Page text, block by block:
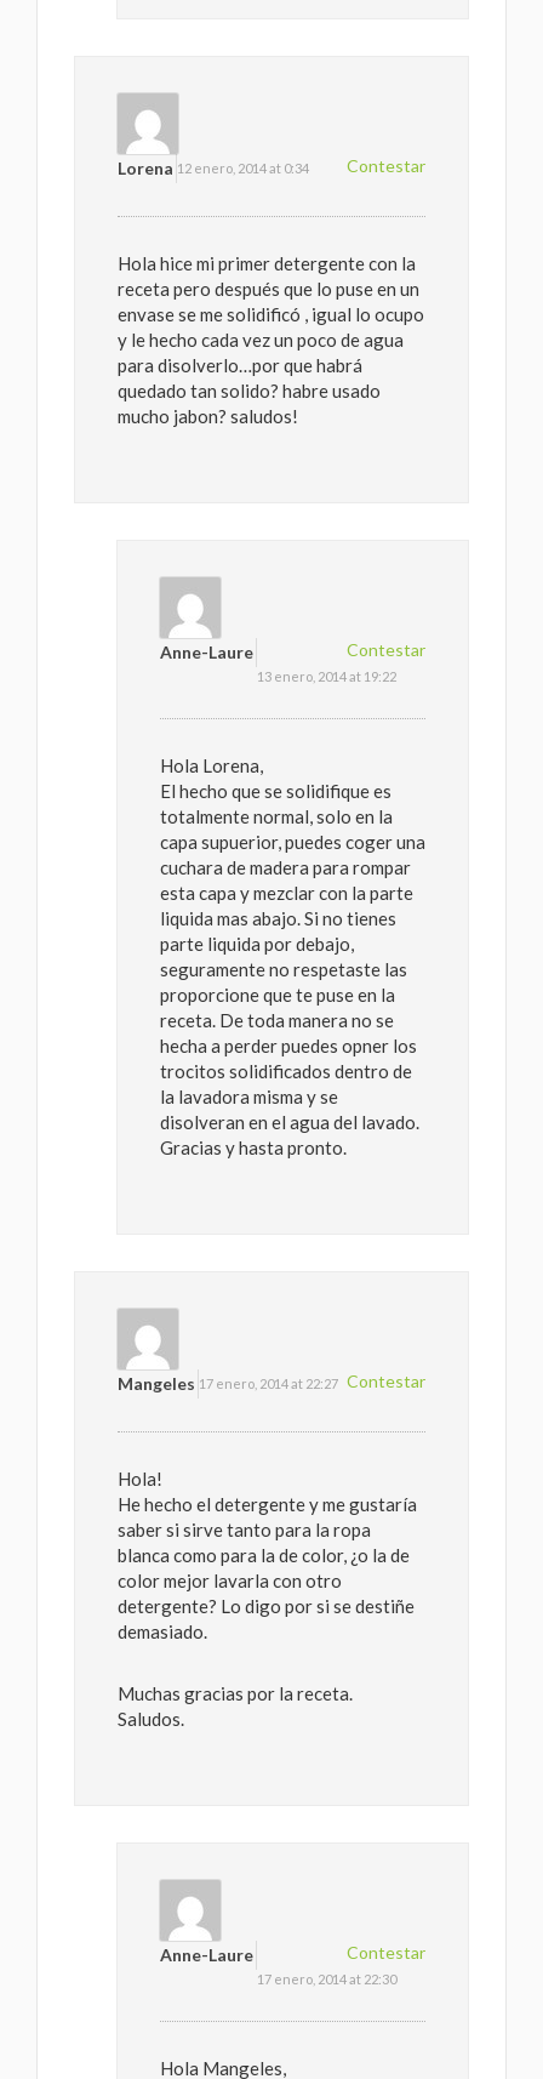
Contestar
Lorena 12 enero, 2014 at 0:34
Hola hice mi primer detergente con la
receta pero después que lo puse en un
envase se me solidificó , igual lo ocupo
y le hecho cada vez un poco de agua
para disolverlo…por que habrá
quedado tan solido? habre usado
mucho jabon? saludos!
Contestar
Anne-Laure
13 enero, 2014 at 19:22
Hola Lorena,
El hecho que se solidifique es
totalmente normal, solo en la
capa supuerior, puedes coger una
cuchara de madera para rompar
esta capa y mezclar con la parte
liquida mas abajo. Si no tienes
parte liquida por debajo,
seguramente no respetaste las
proporcione que te puse en la
receta. De toda manera no se
hecha a perder puedes opner los
trocitos solidificados dentro de
la lavadora misma y se
disolveran en el agua del lavado.
Gracias y hasta pronto.
Contestar
Mangeles 17 enero, 2014 at 22:27
Hola!
He hecho el detergente y me gustaría
saber si sirve tanto para la ropa
blanca como para la de color, ¿o la de
color mejor lavarla con otro
detergente? Lo digo por si se destiñe
demasiado.
Muchas gracias por la receta.
Saludos.
Contestar
Anne-Laure
17 enero, 2014 at 22:30
Hola Mangeles,